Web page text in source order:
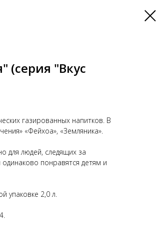
(серия "Вкус
газированных напитков. В
«Фейхоа», «Земляника».
для людей, следящих за
понравятся детям и
упаковке 2,0 л.